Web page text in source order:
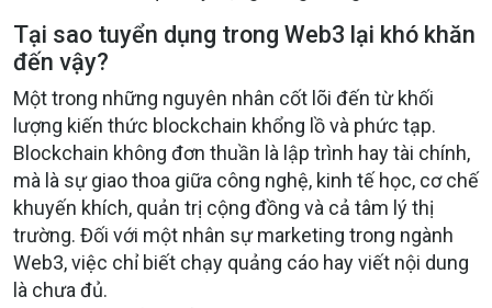
Tại sao tuyển dụng trong Web3 lại khó khăn
đến vậy?
Một trong những nguyên nhân cốt lõi đến từ khối
lượng kiến thức blockchain khổng lồ và phức tạp.
Blockchain không đơn thuần là lập trình hay tài chính,
mà là sự giao thoa giữa công nghệ, kinh tế học, cơ chế
khuyến khích, quản trị cộng đồng và cả tâm lý thị
trường. Đối với một nhân sự marketing trong ngành
Web3, việc chỉ biết chạy quảng cáo hay viết nội dung
là chưa đủ.